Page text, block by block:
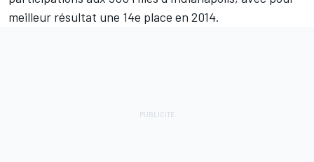
meilleur résultat une 14e place en 2014.